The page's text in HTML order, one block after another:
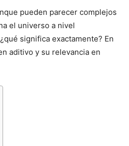
pueden parecer complejos
el universo a nivel
significa exactamente? En
aditivo y su relevancia en